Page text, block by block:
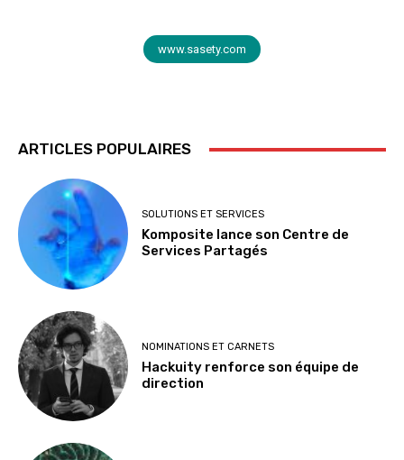
www.sasety.com
ARTICLES POPULAIRES
SOLUTIONS ET SERVICES
Komposite lance son Centre de
Services Partagés
NOMINATIONS ET CARNETS
Hackuity renforce son équipe de
direction